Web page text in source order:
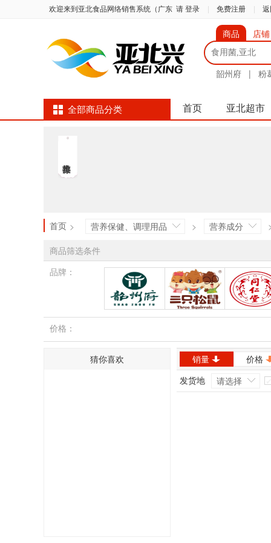
欢迎来到亚北食品网络销售系统（广东 请 登录 免费注册
商品 店铺
韶州府 | 粉
全部商品分类 首页 亚北超市
首页 > 营养保健、调理用品 > 营养成分
商品筛选条件
品牌：
韶州府 三只松鼠
同仁堂
价格：
猜你喜欢 销量
价格
发货地
请选择